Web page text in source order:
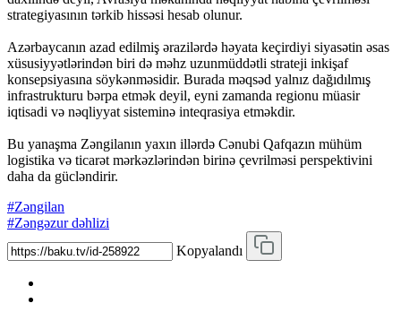
strategiyasının tərkib hissəsi hesab olunur.
Azərbaycanın azad edilmiş ərazilərdə həyata keçirdiyi siyasətin əsas
xüsusiyyətlərindən biri də məhz uzunmüddətli strateji inkişaf
konsepsiyasına söykənməsidir. Burada məqsəd yalnız dağıdılmış
infrastrukturu bərpa etmək deyil, eyni zamanda regionu müasir
iqtisadi və nəqliyyat sisteminə inteqrasiya etməkdir.
Bu yanaşma Zəngilanın yaxın illərdə Cənubi Qafqazın mühüm
logistika və ticarət mərkəzlərindən birinə çevrilməsi perspektivini
daha da gücləndirir.
#Zəngilan
#Zəngəzur dəhlizi
Kopyalandı